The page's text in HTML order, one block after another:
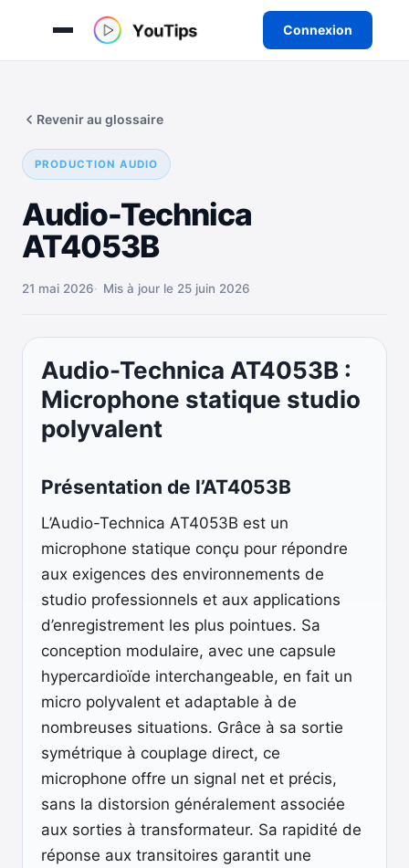
Connexion
contenu
PRODUCTION AUDIO
Audio-Technica
AT4053B
Revenir au glossaire
21 mai 2026 Mis à jour le 25 juin 2026
Audio-Technica AT4053B :
Microphone statique studio
polyvalent
Présentation de l’AT4053B
L’Audio-Technica AT4053B est un
microphone statique conçu pour répondre
aux exigences des environnements de
studio professionnels et aux applications
d’enregistrement les plus pointues. Sa
conception modulaire, avec une capsule
hypercardioïde interchangeable, en fait un
micro polyvalent et adaptable à de
nombreuses situations. Grâce à sa sortie
symétrique à couplage direct, ce
microphone offre un signal net et précis,
sans la distorsion généralement associée
aux sorties à transformateur. Sa rapidité de
réponse aux transitoires garantit une